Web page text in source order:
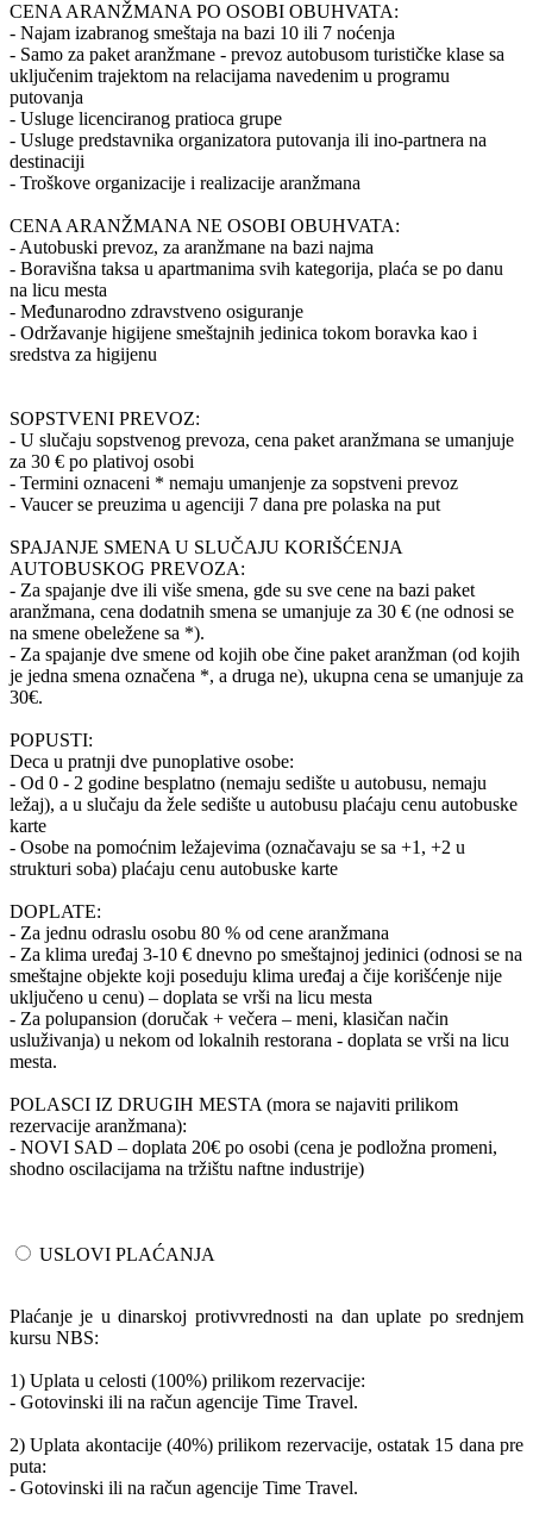
CENA ARANŽMANA PO OSOBI OBUHVATA:
- Najam izabranog smeštaja na bazi 10 ili 7 noćenja
- Samo za paket aranžmane - prevoz autobusom turističke klase sa
uključenim trajektom na relacijama navedenim u programu
putovanja
- Usluge licenciranog pratioca grupe
- Usluge predstavnika organizatora putovanja ili ino-partnera na
destinaciji
- Troškove organizacije i realizacije aranžmana
CENA ARANŽMANA NE OSOBI OBUHVATA:
- Autobuski prevoz, za aranžmane na bazi najma
- Boravišna taksa u apartmanima svih kategorija, plaća se po danu
na licu mesta
- Međunarodno zdravstveno osiguranje
- Održavanje higijene smeštajnih jedinica tokom boravka kao i
sredstva za higijenu
SOPSTVENI PREVOZ:
- U slučaju sopstvenog prevoza, cena paket aranžmana se umanjuje
za 30 € po plativoj osobi
- Termini oznaceni * nemaju umanjenje za sopstveni prevoz
- Vaucer se preuzima u agenciji 7 dana pre polaska na put
SPAJANJE SMENA U SLUČAJU KORIŠĆENJA
AUTOBUSKOG PREVOZA:
- Za spajanje dve ili više smena, gde su sve cene na bazi paket
aranžmana, cena dodatnih smena se umanjuje za 30 € (ne odnosi se
na smene obeležene sa *).
- Za spajanje dve smene od kojih obe čine paket aranžman (od kojih
je jedna smena označena *, a druga ne), ukupna cena se umanjuje za
30€.
POPUSTI:
Deca u pratnji dve punoplative osobe:
- Od 0 - 2 godine besplatno (nemaju sedište u autobusu, nemaju
ležaj), a u slučaju da žele sedište u autobusu plaćaju cenu autobuske
karte
- Osobe na pomoćnim ležajevima (označavaju se sa +1, +2 u
strukturi soba) plaćaju cenu autobuske karte
DOPLATE:
- Za jednu odraslu osobu 80 % od cene aranžmana
- Za klima uređaj 3-10 € dnevno po smeštajnoj jedinici (odnosi se na
smeštajne objekte koji poseduju klima uređaj a čije korišćenje nije
uključeno u cenu) – doplata se vrši na licu mesta
- Za polupansion (doručak + večera – meni, klasičan način
usluživanja) u nekom od lokalnih restorana - doplata se vrši na licu
mesta.
POLASCI IZ DRUGIH MESTA (mora se najaviti prilikom
rezervacije aranžmana):
- NOVI SAD – doplata 20€ po osobi (cena je podložna promeni,
shodno oscilacijama na tržištu naftne industrije)
USLOVI PLAĆANJA
Plaćanje je u dinarskoj protivvrednosti na dan uplate po srednjem
kursu NBS:
1) Uplata u celosti (100%) prilikom rezervacije:
- Gotovinski ili na račun agencije Time Travel.
2) Uplata akontacije (40%) prilikom rezervacije, ostatak 15 dana pre
puta:
- Gotovinski ili na račun agencije Time Travel.